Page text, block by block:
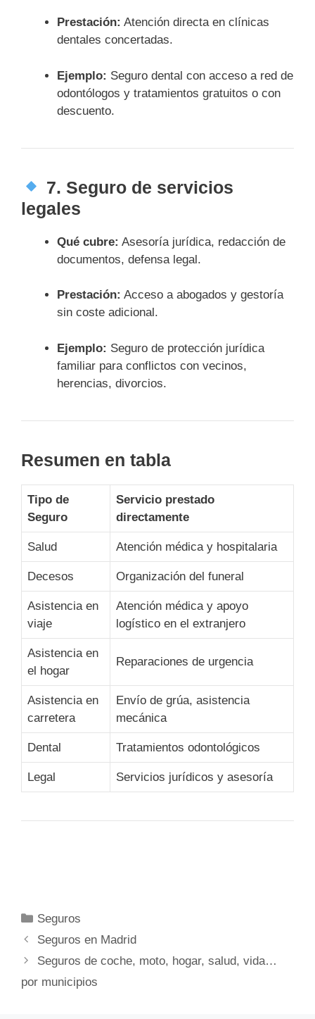
Prestación: Atención directa en clínicas
dentales concertadas.
Ejemplo: Seguro dental con acceso a red de
odontólogos y tratamientos gratuitos o con
descuento.
7. Seguro de servicios
legales
Qué cubre: Asesoría jurídica, redacción de
documentos, defensa legal.
Prestación: Acceso a abogados y gestoría
sin coste adicional.
Ejemplo: Seguro de protección jurídica
familiar para conflictos con vecinos,
herencias, divorcios.
Resumen en tabla
Tipo de
Seguro
Servicio prestado
directamente
Salud Atención médica y hospitalaria
Decesos Organización del funeral
Asistencia en
viaje
Atención médica y apoyo
logístico en el extranjero
Asistencia en
el hogar
Reparaciones de urgencia
Asistencia en
carretera
Envío de grúa, asistencia
mecánica
Dental Tratamientos odontológicos
Legal Servicios jurídicos y asesoría
Categorías
Seguros
Seguros en Madrid
Seguros de coche, moto, hogar, salud, vida…
por municipios